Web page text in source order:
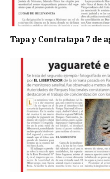
Tapa y Contratapa 7 de